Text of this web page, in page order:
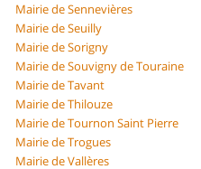
Mairie de Sennevières
Mairie de Seuilly
Mairie de Sorigny
Mairie de Souvigny de Touraine
Mairie de Tavant
Mairie de Thilouze
Mairie de Tournon Saint Pierre
Mairie de Trogues
Mairie de Vallères